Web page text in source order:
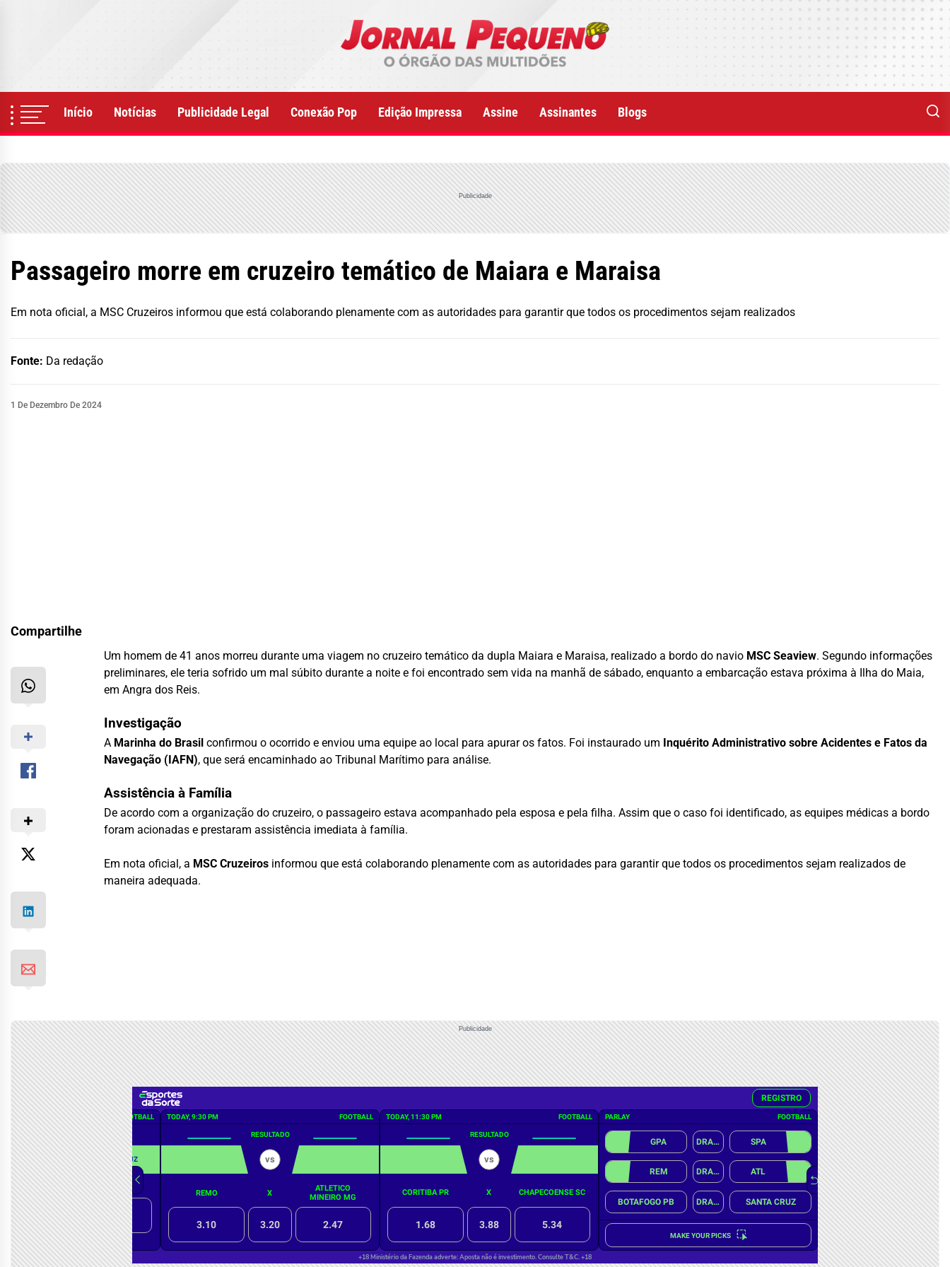
Início Notícias Publicidade Legal Conexão Pop Edição Impressa Assine Assinantes Blogs
Publicidade
Passageiro morre em cruzeiro temático de Maiara e Maraisa
Em nota oficial, a MSC Cruzeiros informou que está colaborando plenamente com as autoridades para garantir que todos os procedimentos sejam realizados
Fonte: Da redação
1 De Dezembro De 2024
Compartilhe
Um homem de 41 anos morreu durante uma viagem no cruzeiro temático da dupla Maiara e Maraisa, realizado a bordo do navio MSC Seaview. Segundo informações
preliminares, ele teria sofrido um mal súbito durante a noite e foi encontrado sem vida na manhã de sábado, enquanto a embarcação estava próxima à Ilha do Maia,
em Angra dos Reis.
Investigação
A Marinha do Brasil confirmou o ocorrido e enviou uma equipe ao local para apurar os fatos. Foi instaurado um Inquérito Administrativo sobre Acidentes e Fatos da
Navegação (IAFN), que será encaminhado ao Tribunal Marítimo para análise.
Assistência à Família
De acordo com a organização do cruzeiro, o passageiro estava acompanhado pela esposa e pela filha. Assim que o caso foi identificado, as equipes médicas a bordo
foram acionadas e prestaram assistência imediata à família.
Em nota oficial, a MSC Cruzeiros informou que está colaborando plenamente com as autoridades para garantir que todos os procedimentos sejam realizados de
maneira adequada.
Publicidade